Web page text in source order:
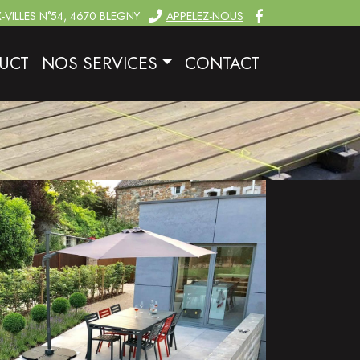
VILLES N°54, 4670 BLEGNY APPELEZ-NOUS
NOS SERVICES CONTACT